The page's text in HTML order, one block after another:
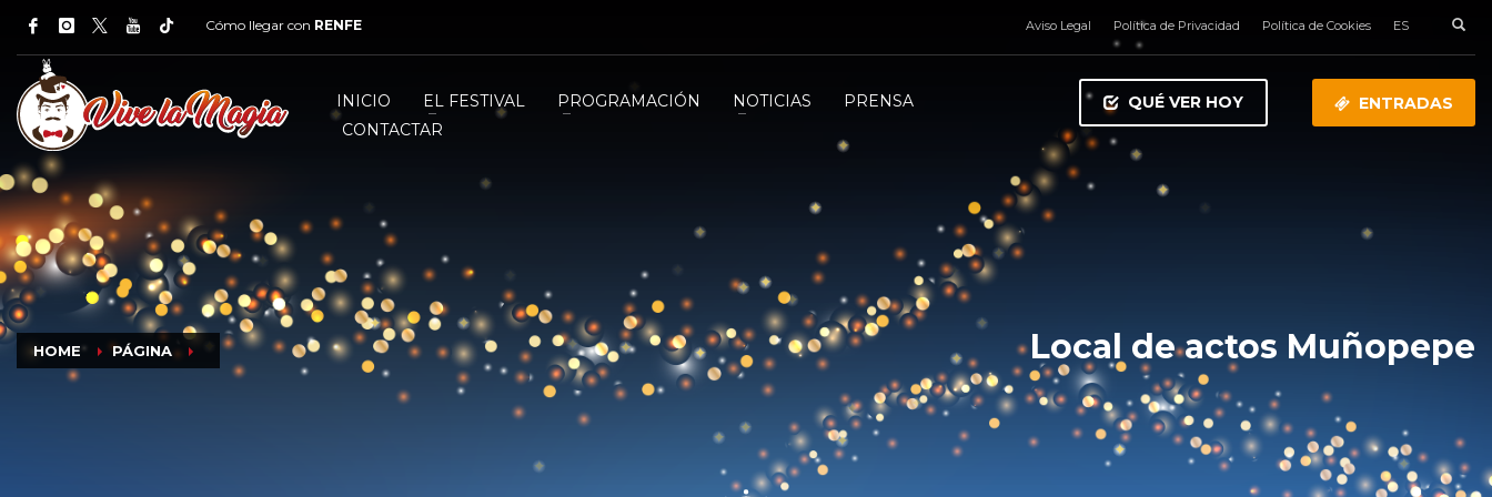
Cómo llegar con RENFE Aviso Legal Política de Privacidad Política de Cookies ES
INICIO EL FESTIVAL PROGRAMACIÓN NOTICIAS
PRENSA
CONTACTAR
QUÉ VER HOY ENTRADAS
HOME PÁGINA Local de actos Muñopepe